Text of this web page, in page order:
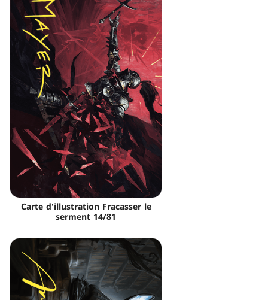
Carte d'illustration Fracasser le
serment 14/81